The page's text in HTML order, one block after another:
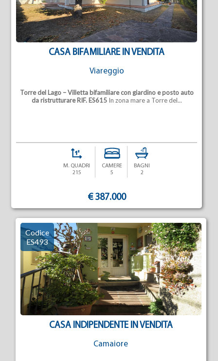
CASA BIFAMILIARE IN VENDITA
Viareggio
Torre del Lago – Villetta bifamiliare con giardino e posto auto
da ristrutturare RIF. ES615In zona mare a Torre del...
M. QUADRI
215
CAMERE
5
BAGNI
2
€ 387.000
CASA INDIPENDENTE IN VENDITA
Camaiore
Codice
ES493